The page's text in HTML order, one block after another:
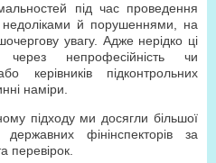
під час проведення
й порушеннями, на
увагу. Адже нерідко ці
непрофесійність чи
керівників підконтрольних
наміри.
підходу ми досягли більшої
державних фінінспекторів за
перевірок.